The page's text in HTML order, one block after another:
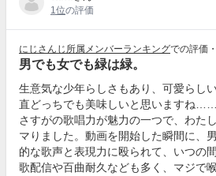
1位の評価
にじさんじ所属メンバーランキングでの評価
男でも女でも緑は緑。
生意気な少年らしさもあり、可愛らし
直どっちでも美味しいと思いますね……
さすがの歌唱力が魅力の一つで、わた
マりました。動画を開始した瞬間に、
的な歌声と表現力に殴られて、いつの
歌配信や百曲耐久なども多く、マジで